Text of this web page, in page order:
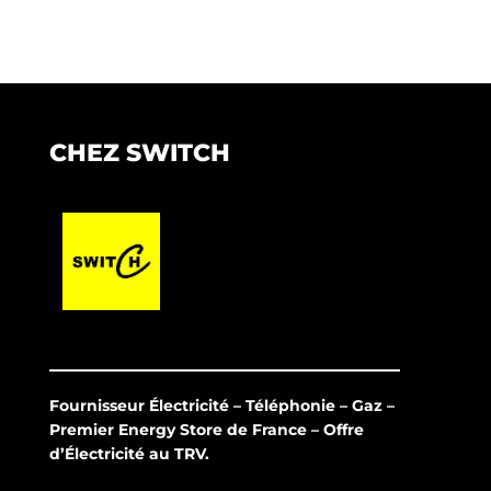
CHEZ SWITCH
Fournisseur Électricité – Téléphonie – Gaz –
Premier Energy Store de France – Offre
d’Électricité au TRV.